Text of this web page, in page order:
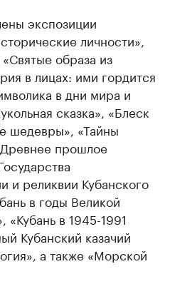
экспозиции
личности»,
образа из
в лицах: ими гордится
в дни мира и
сказка», «Блеск
шедевры», «Тайны
прошлое
и реликвии Кубанского
в годы Великой
в 1945-1991
Кубанский казачий
а также «Морской